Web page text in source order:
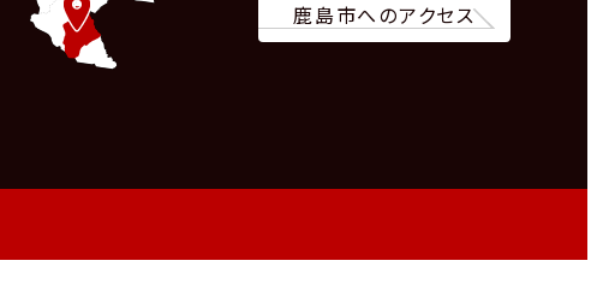
鹿島市へのアクセス